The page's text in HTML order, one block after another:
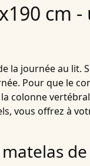
cm
la journée au lit.
Pour que le
colonne
vous offrez à